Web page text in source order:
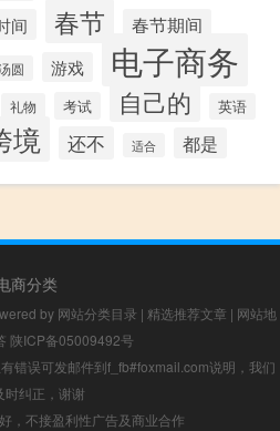
间 春节 春节期间
圆 游戏 电子商务
礼物 考试 自己的 英语
境 还不 适合 都是
商分类
by 网站分类目录 | 精选推荐文章 | 网站地
陕ICP备05009492号
错误可发邮件到f_fb#foxmail.com说明，我们
时纠正，谢谢
，不接盈利性广告及商业合作